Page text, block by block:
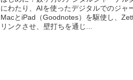
にわたり、AIを使ったデジタルでのジャ
MacとiPad（Goodnotes）を駆使し、
リンクさせ、壁打ちを通じ...